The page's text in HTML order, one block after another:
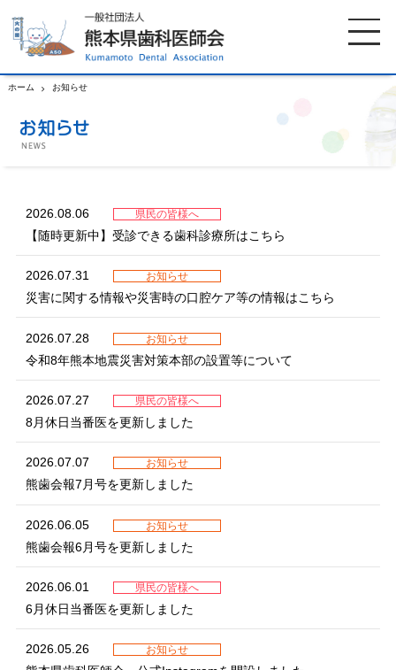
ホーム お知らせ
2026.08.06 県民の皆様へ
【随時更新中】受診できる歯科診療所はこちら
2026.07.31 お知らせ
災害に関する情報や災害時の口腔ケア等の情報はこちら
2026.07.28 お知らせ
令和8年熊本地震災害対策本部の設置等について
2026.07.27 県民の皆様へ
8月休日当番医を更新しました
2026.07.07 お知らせ
熊歯会報7月号を更新しました
2026.06.05 お知らせ
熊歯会報6月号を更新しました
2026.06.01 県民の皆様へ
6月休日当番医を更新しました
2026.05.26 お知らせ
ホーム 歯科医師会について
イベント案内 歯の豆知識
お知らせ 口腔保健センター
国保組合からのお知らせ 熊本歯科衛生士専門学院
会員専用ページ プライバシーポリシー
サイトマップ